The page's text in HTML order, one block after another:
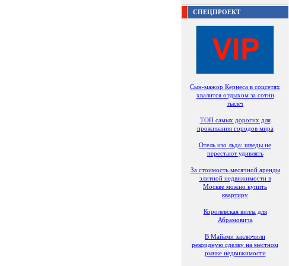
СПЕЦПРОЕКТ
Сын-мажор Кернеса в соцсетях
хвалится отдыхом за сотни
тысяч
ТОП самых дорогих для
проживания городов мира
Отель изо льда: шведы не
перестают удивлять
За стоимость месячной аренды
элитной недвижимости в
Москве можно купить
квартиру
Королевская вилла для
Абрамовича
В Майами заключили
рекордную сделку на местном
рынке недвижимости